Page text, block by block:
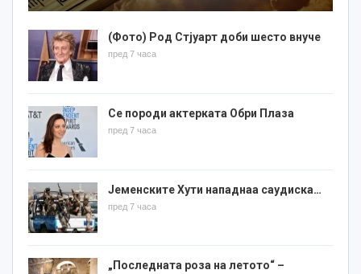
(Фото) Род Стјуарт доби шесто внуче
пред 7 часа
Се породи актерката Обри Плаза
пред 7 часа
Јеменските Хути нападнаа саудиска…
пред 7 часа
„Последната роза на летото“ –